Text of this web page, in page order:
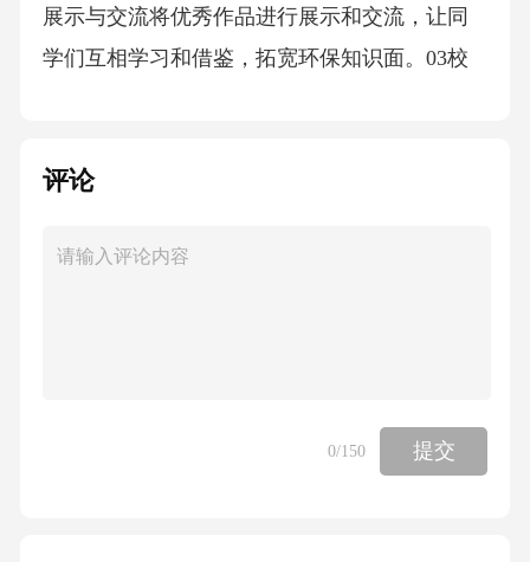
展示与交流将优秀作品进行展示和交流，让同
学们互相学习和借鉴，拓宽环保知识面。03校
行分类投放。垃圾分类回收垃圾回收再利用垃
将废纸、废塑料等制成再生纸、笔筒等物品。
生，提倡节约用纸、用水、用电，减少不必要
的物品购买。03制定家庭垃圾分类制度，设置
评论
0/150 提交